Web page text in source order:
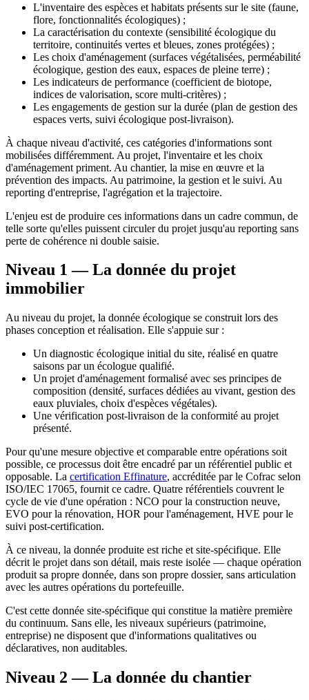
L'inventaire des espèces et habitats présents sur le site (faune,
flore, fonctionnalités écologiques) ;
La caractérisation du contexte (sensibilité écologique du
territoire, continuités vertes et bleues, zones protégées) ;
Les choix d'aménagement (surfaces végétalisées, perméabilité
écologique, gestion des eaux, espaces de pleine terre) ;
Les indicateurs de performance (coefficient de biotope,
indices de valorisation, score multi-critères) ;
Les engagements de gestion sur la durée (plan de gestion des
espaces verts, suivi écologique post-livraison).
À chaque niveau d'activité, ces catégories d'informations sont
mobilisées différemment. Au projet, l'inventaire et les choix
d'aménagement priment. Au chantier, la mise en œuvre et la
prévention des impacts. Au patrimoine, la gestion et le suivi. Au
reporting d'entreprise, l'agrégation et la trajectoire.
L'enjeu est de produire ces informations dans un cadre commun, de
telle sorte qu'elles puissent circuler du projet jusqu'au reporting sans
perte de cohérence ni double saisie.
Niveau 1 — La donnée du projet
immobilier
Au niveau du projet, la donnée écologique se construit lors des
phases conception et réalisation. Elle s'appuie sur :
Un diagnostic écologique initial du site, réalisé en quatre
saisons par un écologue qualifié.
Un projet d'aménagement formalisé avec ses principes de
composition (densité, surfaces dédiées au vivant, gestion des
eaux pluviales, choix d'espèces végétales).
Une vérification post-livraison de la conformité au projet
présenté.
Pour qu'une mesure objective et comparable entre opérations soit
possible, ce processus doit être encadré par un référentiel public et
opposable. La certification Effinature, accréditée par le Cofrac selon
ISO/IEC 17065, fournit ce cadre. Quatre référentiels couvrent le
cycle de vie d'une opération : NCO pour la construction neuve,
EVO pour la rénovation, HOR pour l'aménagement, HVE pour le
suivi post-certification.
À ce niveau, la donnée produite est riche et site-spécifique. Elle
décrit le projet dans son détail, mais reste isolée — chaque opération
produit sa propre donnée, dans son propre dossier, sans articulation
avec les autres opérations du portefeuille.
C'est cette donnée site-spécifique qui constitue la matière première
du continuum. Sans elle, les niveaux supérieurs (patrimoine,
entreprise) ne disposent que d'informations qualitatives ou
déclaratives, non auditables.
Niveau 2 — La donnée du chantier